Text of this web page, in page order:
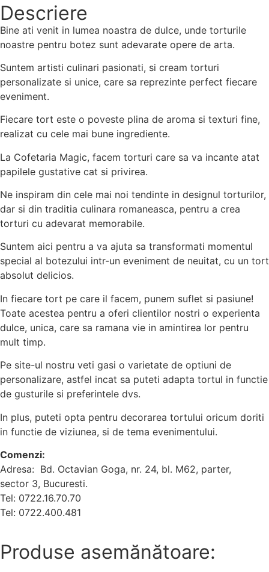
Descriere
Bine ati venit in lumea noastra de dulce, unde torturile
noastre pentru botez sunt adevarate opere de arta.
Suntem artisti culinari pasionati, si cream torturi
personalizate si unice, care sa reprezinte perfect fiecare
eveniment.
Fiecare tort este o poveste plina de aroma si texturi fine,
realizat cu cele mai bune ingrediente.
La Cofetaria Magic, facem torturi care sa va incante atat
papilele gustative cat si privirea.
Ne inspiram din cele mai noi tendinte in designul torturilor,
dar si din traditia culinara romaneasca, pentru a crea
torturi cu adevarat memorabile.
Suntem aici pentru a va ajuta sa transformati momentul
special al botezului intr-un eveniment de neuitat, cu un tort
absolut delicios.
In fiecare tort pe care il facem, punem suflet si pasiune!
Toate acestea pentru a oferi clientilor nostri o experienta
dulce, unica, care sa ramana vie in amintirea lor pentru
mult timp.
Pe site-ul nostru veti gasi o varietate de optiuni de
personalizare, astfel incat sa puteti adapta tortul in functie
de gusturile si preferintele dvs.
In plus, puteti opta pentru decorarea tortului oricum doriti
in functie de viziunea, si de tema evenimentului.
Comenzi:
Adresa: Bd. Octavian Goga, nr. 24, bl. M62, parter,
sector 3, Bucuresti.
Tel: 0722.16.70.70
Tel: 0722.400.481
Produse asemănătoare: